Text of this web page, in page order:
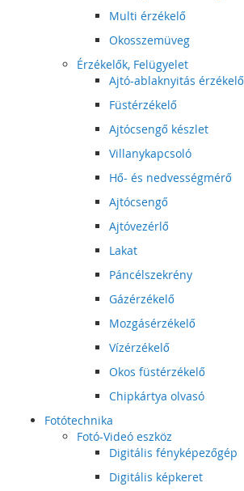
Multi érzékelő
Okosszemüveg
Érzékelők, Felügyelet
Ajtó-ablaknyitás érzékelő
Füstérzékelő
Ajtócsengő készlet
Villanykapcsoló
Hő- és nedvességmérő
Ajtócsengő
Ajtóvezérlő
Lakat
Páncélszekrény
Gázérzékelő
Mozgásérzékelő
Vízérzékelő
Okos füstérzékelő
Chipkártya olvasó
Fotótechnika
Fotó-Videó eszköz
Digitális fényképezőgép
Digitális képkeret